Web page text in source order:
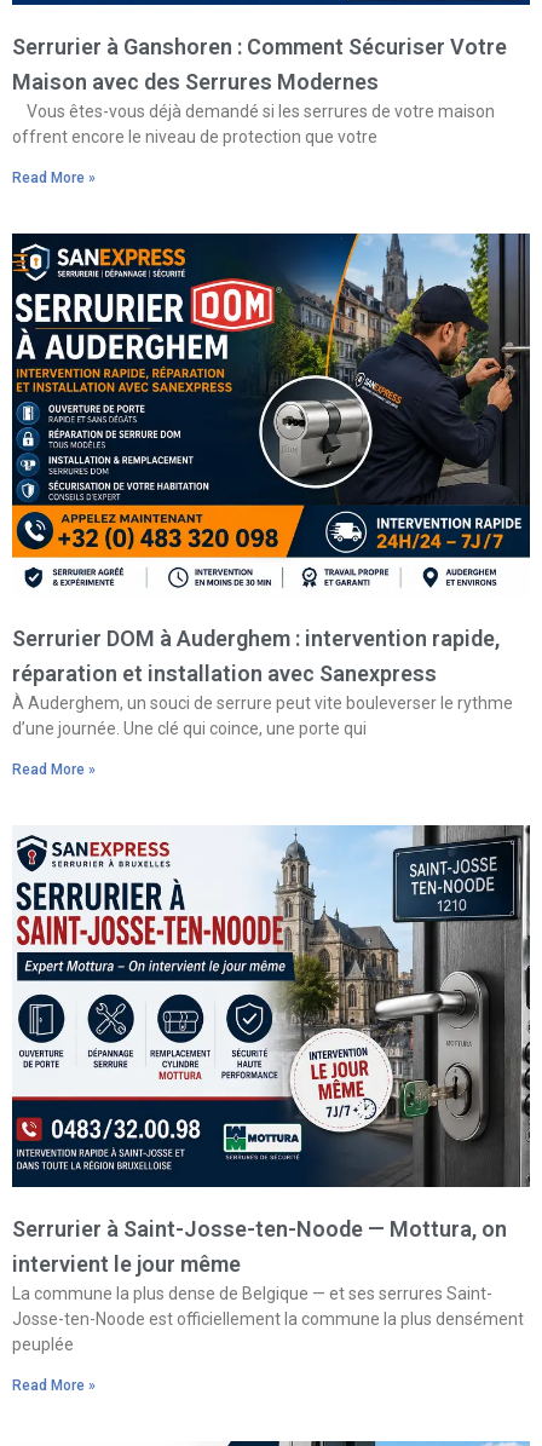
Serrurier à Ganshoren : Comment Sécuriser Votre
Maison avec des Serrures Modernes
Vous êtes-vous déjà demandé si les serrures de votre maison
offrent encore le niveau de protection que votre
Read More »
Serrurier DOM à Auderghem : intervention rapide,
réparation et installation avec Sanexpress
À Auderghem, un souci de serrure peut vite bouleverser le rythme
d’une journée. Une clé qui coince, une porte qui
Read More »
Serrurier à Saint-Josse-ten-Noode — Mottura, on
intervient le jour même
La commune la plus dense de Belgique — et ses serrures Saint-
Josse-ten-Noode est officiellement la commune la plus densément
peuplée
Read More »